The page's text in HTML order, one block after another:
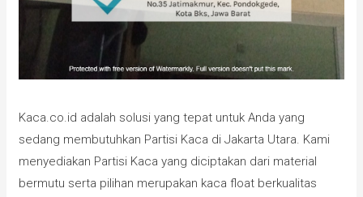
Kaca.co.id adalah solusi yang tepat untuk Anda yang
sedang membutuhkan Partisi Kaca di Jakarta Utara. Kami
menyediakan Partisi Kaca yang diciptakan dari material
bermutu serta pilihan merupakan kaca float berkualitas